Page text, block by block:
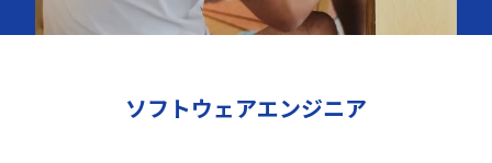
ソフトウェアエンジニア